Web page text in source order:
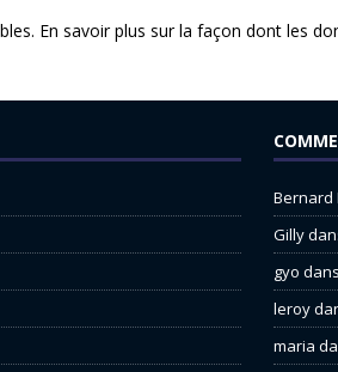
En savoir plus sur la façon dont les
Bernard
Gilly
gyo dans
leroy
maria